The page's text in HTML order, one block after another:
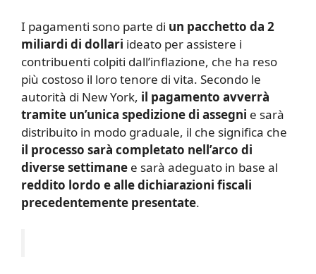
I pagamenti sono parte di un pacchetto da 2
miliardi di dollari ideato per assistere i
contribuenti colpiti dall’inflazione, che ha reso
più costoso il loro tenore di vita. Secondo le
autorità di New York, il pagamento avverrà
tramite un’unica spedizione di assegni e sarà
distribuito in modo graduale, il che significa che
il processo sarà completato nell’arco di
diverse settimane e sarà adeguato in base al
reddito lordo e alle dichiarazioni fiscali
precedentemente presentate.